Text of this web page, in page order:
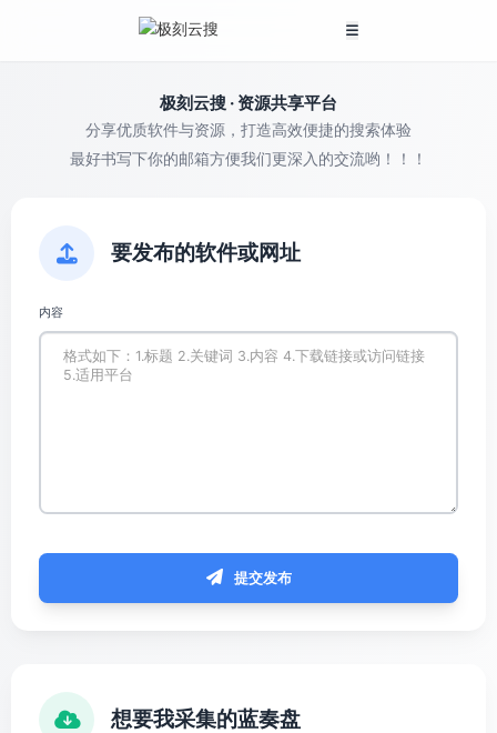
极刻云搜 · 资源共享平台
分享优质软件与资源，打造高效便捷的搜索体验
最好书写下你的邮箱方便我们更深入的交流哟！！！
要发布的软件或网址
内容
提交发布
想要我采集的蓝奏盘